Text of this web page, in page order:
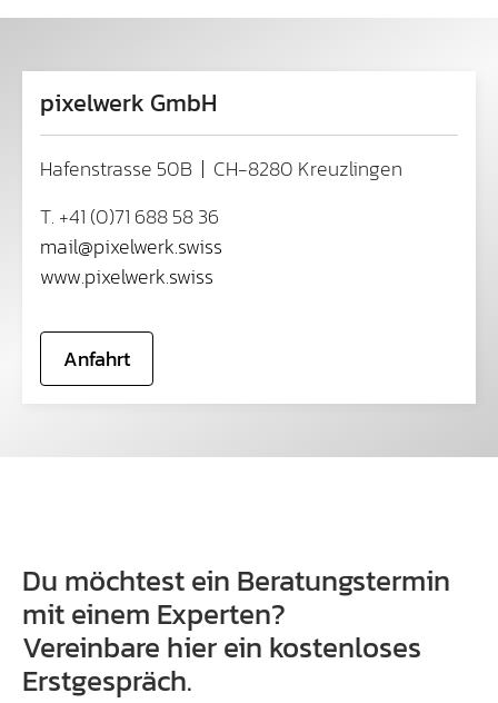
pixelwerk GmbH
Hafenstrasse 50B | CH-8280 Kreuzlingen
T. +41 (0)71 688 58 36
mail@pixelwerk.swiss
www.pixelwerk.swiss
Anfahrt
Du möchtest ein Beratungstermin
mit einem Experten?
Vereinbare hier ein kostenloses
Erstgespräch.